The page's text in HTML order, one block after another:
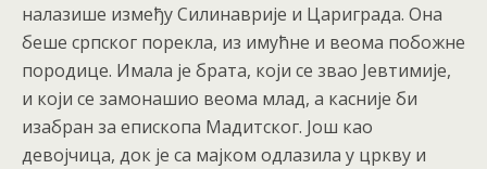
налазише између Силинаврије и Цариграда. Она
беше српског порекла, из имућне и веома побожне
породице. Имала је брата, који се звао Јевтимије,
и који се замонашио веома млад, а касније би
изабран за епископа Мадитског. Још као
девојчица, док је са мајком одлазила у цркву и